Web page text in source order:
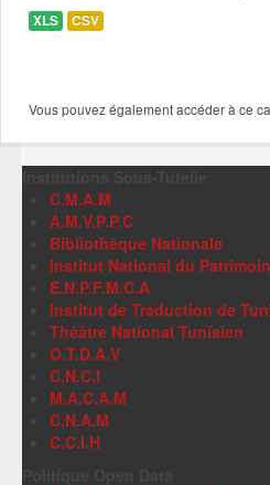
XLS CSV
Vous pouvez également accéder à ce
C.M.A.M
A.M.V.P.P.C
Bibliothèque Nationale
Institut National du
E.N.P.F.M.C.A
Institut de Traduction de
Théâtre National Tunisien
O.T.D.A.V
C.N.C.I
M.A.C.A.M
C.N.A.M
C.C.I.H